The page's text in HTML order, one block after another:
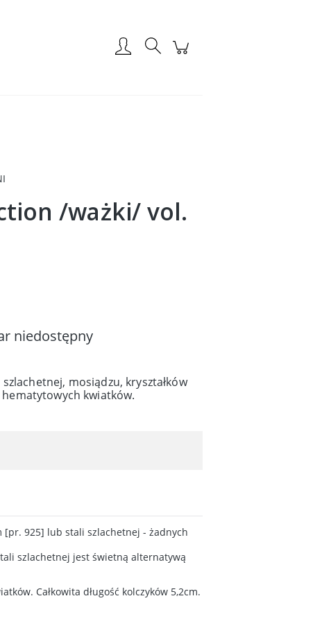
/ważki/ vol.
niedostępny
mosiądzu, kryształków
kwiatków.
[pr. 925] lub stali szlachetnej - żadnych
szlachetnej jest świetną alternatywą
Całkowita długość kolczyków 5,2cm.